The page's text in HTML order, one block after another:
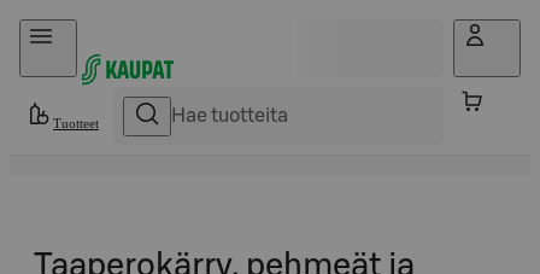
Hyppää sisältöön
Tuotteet
Taaperokärry, pehmeät ja